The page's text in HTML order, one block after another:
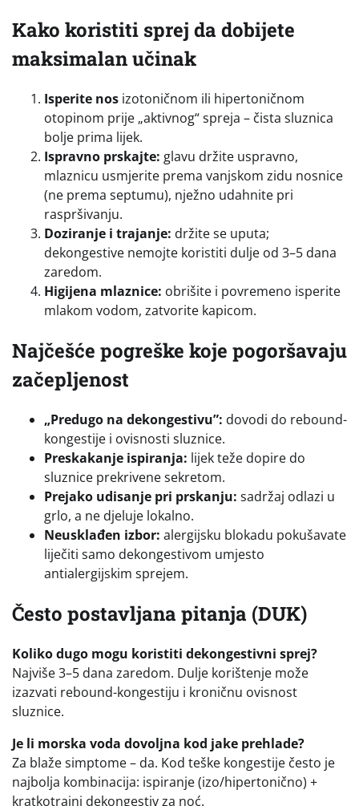
Kako koristiti sprej da dobijete
maksimalan učinak
Isperite nos izotoničnom ili hipertoničnom
otopinom prije „aktivnog“ spreja – čista sluznica
bolje prima lijek.
Ispravno prskajte: glavu držite uspravno,
mlaznicu usmjerite prema vanjskom zidu nosnice
(ne prema septumu), nježno udahnite pri
raspršivanju.
Doziranje i trajanje: držite se uputa;
dekongestive nemojte koristiti dulje od 3–5 dana
zaredom.
Higijena mlaznice: obrišite i povremeno isperite
mlakom vodom, zatvorite kapicom.
Najčešće pogreške koje pogoršavaju
začepljenost
„Predugo na dekongestivu”: dovodi do rebound-
kongestije i ovisnosti sluznice.
Preskakanje ispiranja: lijek teže dopire do
sluznice prekrivene sekretom.
Prejako udisanje pri prskanju: sadržaj odlazi u
grlo, a ne djeluje lokalno.
Neusklađen izbor: alergijsku blokadu pokušavate
liječiti samo dekongestivom umjesto
antialergijskim sprejem.
Često postavljana pitanja (DUK)
Koliko dugo mogu koristiti dekongestivni sprej?
Najviše 3–5 dana zaredom. Dulje korištenje može
izazvati rebound-kongestiju i kroničnu ovisnost
sluznice.
Je li morska voda dovoljna kod jake prehlade?
Za blaže simptome – da. Kod teške kongestije često je
najbolja kombinacija: ispiranje (izo/hipertonično) +
kratkotrajni dekongestiv za noć.